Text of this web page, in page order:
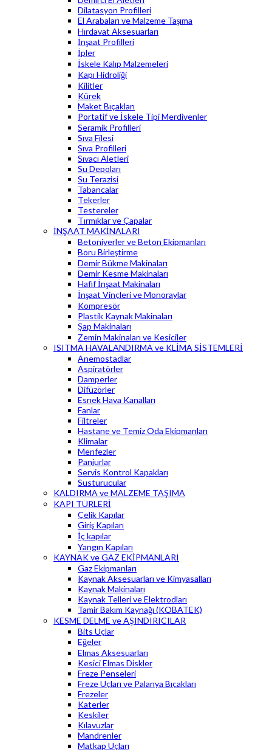
Dilatasyon Profilleri
El Arabaları ve Malzeme Taşıma
Hırdavat Aksesuarları
İnşaat Profilleri
İpler
İskele Kalıp Malzemeleri
Kapı Hidroliği
Kilitler
Kürek
Maket Bıçakları
Portatif ve İskele Tipi Merdivenler
Seramik Profilleri
Sıva Filesi
Sıva Profilleri
Sıvacı Aletleri
Su Depoları
Su Terazisi
Tabancalar
Tekerler
Testereler
Tırmıklar ve Çapalar
İNŞAAT MAKİNALARI
Betoniyerler ve Beton Ekipmanları
Boru Birleştirme
Demir Bükme Makinaları
Demir Kesme Makinaları
Hafif İnşaat Makinaları
İnşaat Vinçleri ve Monoraylar
Kompresör
Plastik Kaynak Makinaları
Şap Makinaları
Zemin Makinaları ve Kesiciler
ISITMA HAVALANDIRMA ve KLİMA SİSTEMLERİ
Anemostadlar
Aspiratörler
Damperler
Difüzörler
Esnek Hava Kanalları
Fanlar
Filtreler
Hastane ve Temiz Oda Ekipmanları
Klimalar
Menfezler
Panjurlar
Servis Kontrol Kapakları
Susturucular
KALDIRMA ve MALZEME TAŞIMA
KAPI TÜRLERİ
Çelik Kapılar
Giriş Kapıları
İç kapılar
Yangın Kapıları
KAYNAK ve GAZ EKİPMANLARI
Gaz Ekipmanları
Kaynak Aksesuarları ve Kimyasalları
Kaynak Makinaları
Kaynak Telleri ve Elektrodları
Tamir Bakım Kaynağı (KOBATEK)
KESME DELME ve AŞINDIRICILAR
Bits Uçlar
Eğeler
Elmas Aksesuarları
Kesici Elmas Diskler
Freze Penseleri
Freze Uçları ve Palanya Bıçakları
Frezeler
Katerler
Keskiler
Kılavuzlar
Mandrenler
Matkap Uçları